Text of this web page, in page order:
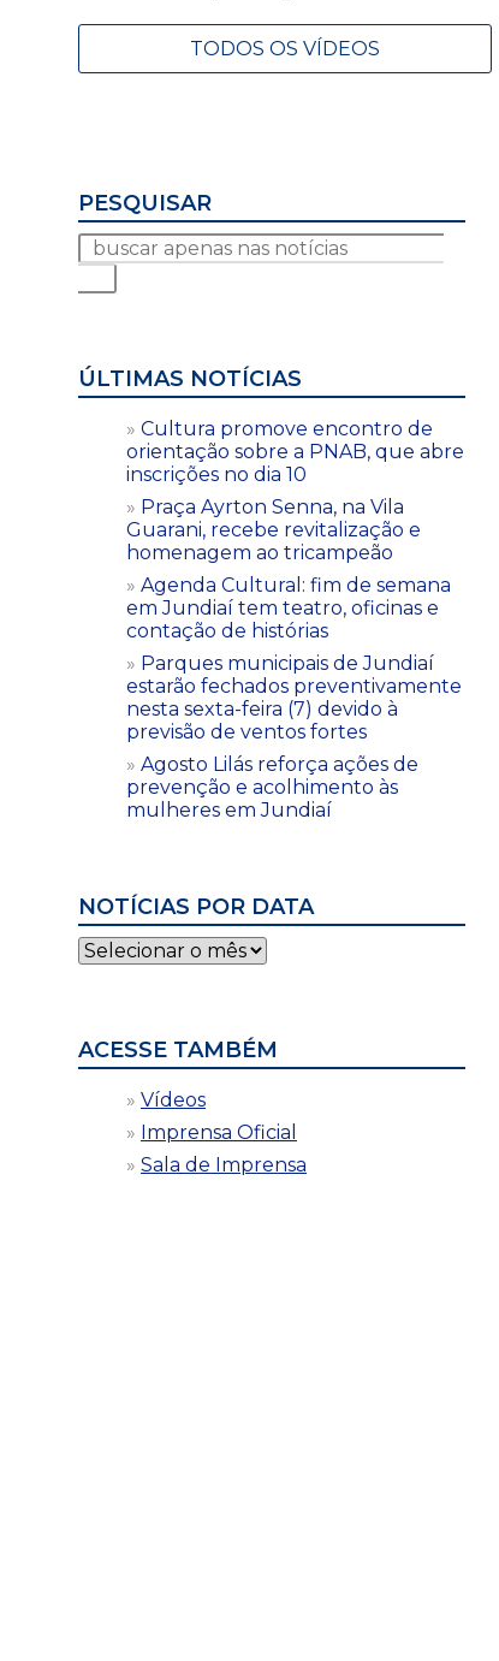
TODOS OS VÍDEOS
PESQUISAR
ÚLTIMAS NOTÍCIAS
Cultura promove encontro de
orientação sobre a PNAB, que abre
inscrições no dia 10
Praça Ayrton Senna, na Vila
Guarani, recebe revitalização e
homenagem ao tricampeão
Agenda Cultural: fim de semana
em Jundiaí tem teatro, oficinas e
contação de histórias
Parques municipais de Jundiaí
estarão fechados preventivamente
nesta sexta-feira (7) devido à
previsão de ventos fortes
Agosto Lilás reforça ações de
prevenção e acolhimento às
mulheres em Jundiaí
NOTÍCIAS POR DATA
Notícias
por
ACESSE TAMBÉM
Vídeos
Imprensa Oficial
Sala de Imprensa